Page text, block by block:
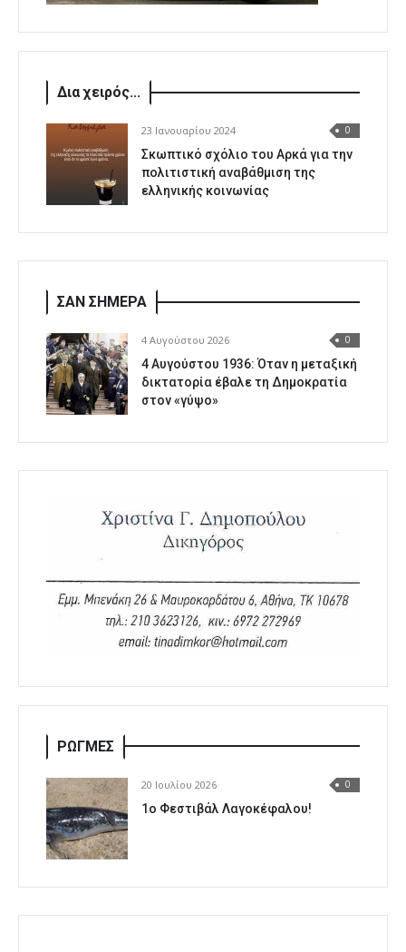
Δια χειρός...
23 Ιανουαρίου 2024 0
Σκωπτικό σχόλιο του Αρκά για την
πολιτιστική αναβάθμιση της
ελληνικής κοινωνίας
ΣΑΝ ΣΗΜΕΡΑ
4 Αυγούστου 2026 0
4 Αυγούστου 1936: Όταν η μεταξική
δικτατορία έβαλε τη Δημοκρατία
στον «γύψο»
ΡΩΓΜΕΣ
20 Ιουλίου 2026 0
1o Φεστιβάλ Λαγοκέφαλου!